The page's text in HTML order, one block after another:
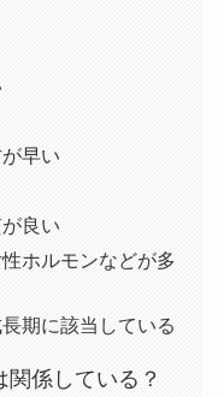
早い
良い
ホルモンなどが多
期に該当している
係している？